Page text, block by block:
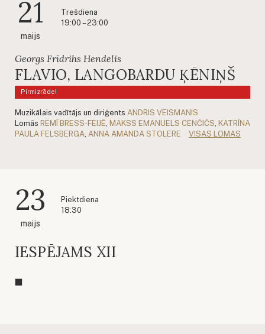
21
maijs
Trešdiena
19:00 – 23:00
Georgs Frīdrihs Hendelis
FLAVIO, LANGOBARDU ĶĒNIŅŠ
Pirmizrāde!
Muzikālais vadītājs un diriģents ANDRIS VEISMANIS
Lomās REMĪ BRESS-FEIJĒ MAKSS EMANUELS CENČIČS KATRĪNA
PAULA FELSBERGA ANNA AMANDA STOLERE VISAS LOMAS
23
maijs
Piektdiena
18:30
IESPĒJAMS XII